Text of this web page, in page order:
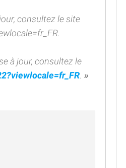
consultez le site
à jour, consultez le
.